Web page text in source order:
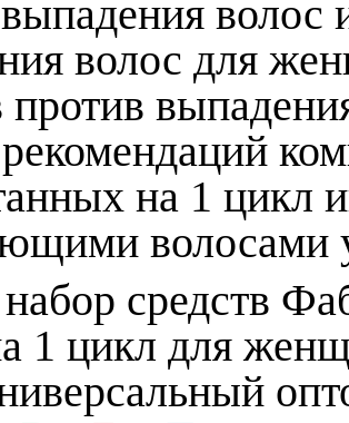
волос
волос для
против
на 1 цикл
средств
1 цикл для